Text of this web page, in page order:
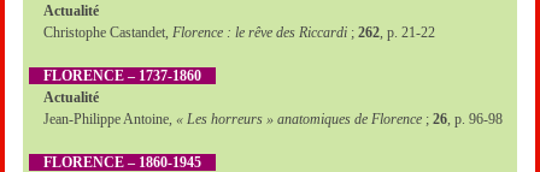
Actualité
Christophe Castandet, Florence : le rêve des Riccardi ; 262 , p. 21-22
FLORENCE – 1737-1860
Actualité
Jean-Philippe Antoine, « Les horreurs » anatomiques de Florence ; 26 , p. 96-98
FLORENCE – 1860-1945